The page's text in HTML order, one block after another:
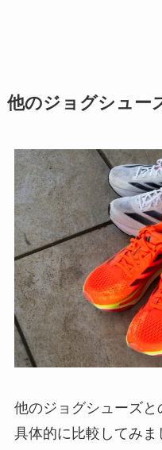
他のジョグシュー
他のジョグシューズ
具体的に比較してみ